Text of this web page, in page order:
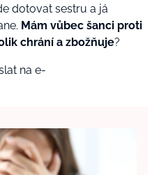
dotovat sestru a já
Mám vůbec šanci proti
chrání a zbožňuje?
na e-